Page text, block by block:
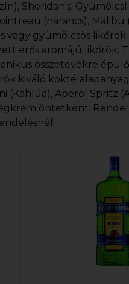
Sheridan's.
(narancs), Malibu
vagy gyümölcsös likőrök.
erős aromájú likőrök:
összetevőkre
kiváló
(Kahlúa), Aperol Spritz
öntetként.